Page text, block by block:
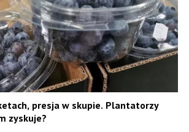
presja w skupie. Plantatorzy
zyskuje?